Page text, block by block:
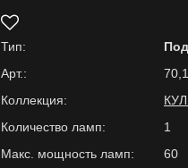
Тип:
Арт.:
Коллекция:
Количество ламп:
1
Макс. мощность ламп:
60